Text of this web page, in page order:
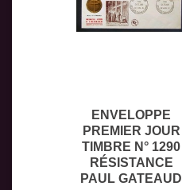
ENVELOPPE
PREMIER JOUR
TIMBRE N° 1290
RÉSISTANCE
PAUL GATEAUD